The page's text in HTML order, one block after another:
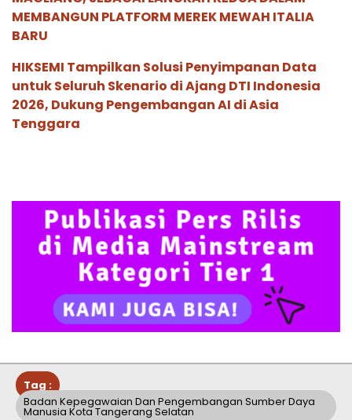
MEMBANGUN PLATFORM MEREK MEWAH ITALIA
BARU
HIKSEMI Tampilkan Solusi Penyimpanan Data
untuk Seluruh Skenario di Ajang DTI Indonesia
2026, Dukung Pengembangan AI di Asia
Tenggara
Tag :
Badan Kepegawaian Dan Pengembangan Sumber Daya
Manusia Kota Tangerang Selatan